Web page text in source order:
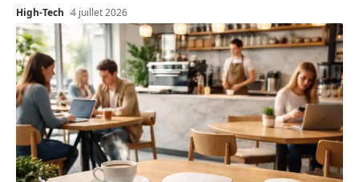
High-Tech 4 juillet 2026